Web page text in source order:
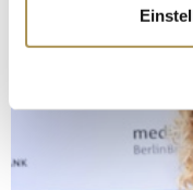
erfassen, welche
bestimmten
Erfahren Sie mehr